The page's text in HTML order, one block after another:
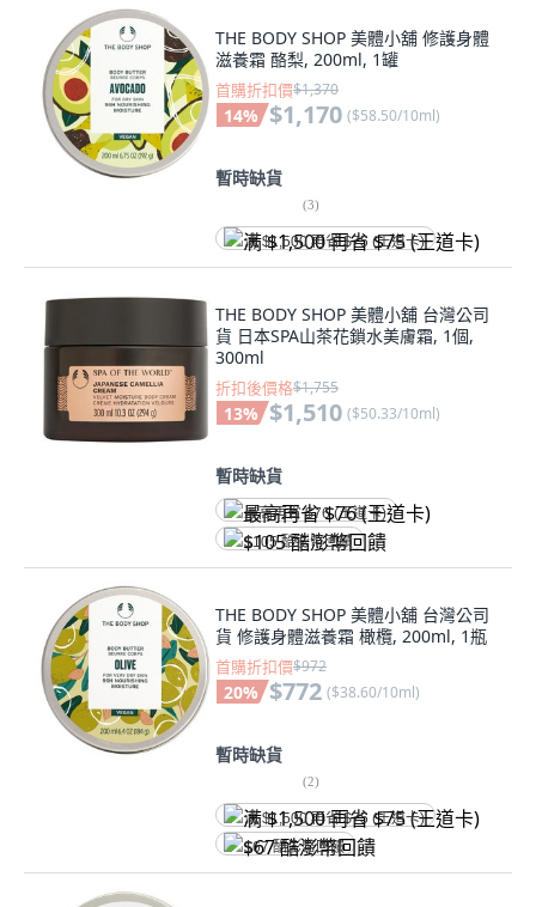
THE BODY SHOP 美體小舖 修護身體
滋養霜 酪梨, 200ml, 1罐
首購折扣價$1,370
14% $1,170 ($58.50/10ml)
暫時缺貨
(3)
满 $1,500 再省 $75 (王道卡)
THE BODY SHOP 美體小舖 台灣公司
貨 日本SPA山茶花鎖水美膚霜, 1個,
300ml
折扣後價格$1,755
13% $1,510 ($50.33/10ml)
暫時缺貨
最高再省 $76 (王道卡)
$105 酷澎幣回饋
THE BODY SHOP 美體小舖 台灣公司
貨 修護身體滋養霜 橄欖, 200ml, 1瓶
首購折扣價$972
20% $772 ($38.60/10ml)
暫時缺貨
(2)
满 $1,500 再省 $75 (王道卡)
$67 酷澎幣回饋